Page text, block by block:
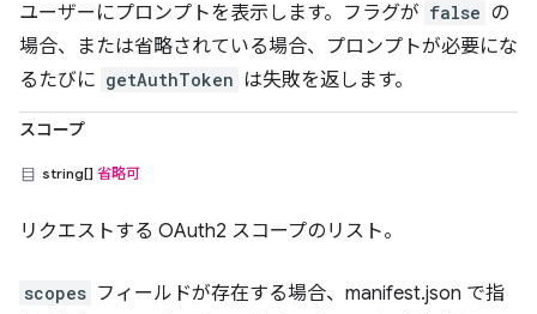
ユーザーにプロンプトを表示します。フラグが false の
場合、または省略されている場合、プロンプトが必要にな
るたびに getAuthToken は失敗を返します。
スコープ
string[] 省略可
リクエストする OAuth2 スコープのリスト。
scopes フィールドが存在する場合、manifest.json で指